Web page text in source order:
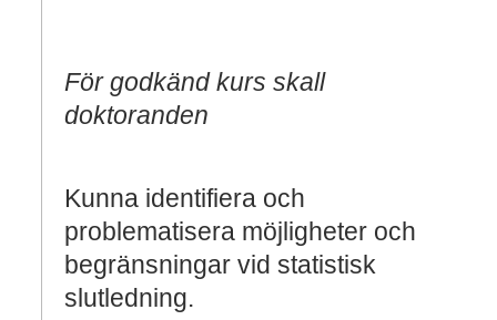
För godkänd kurs skall
doktoranden
Kunna identifiera och
problematisera möjligheter och
begränsningar vid statistisk
slutledning.